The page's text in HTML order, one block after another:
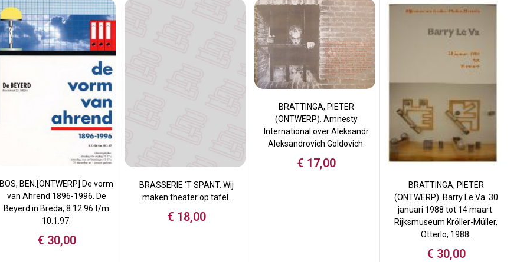
BOS, BEN.[ONTWERP] De vorm
van Ahrend 1896-1996. De
Beyerd in Breda, 8.12.96 t/m
10.1.97.
€ 30,00
BRASSERIE ‘T SPANT. Wij
maken theater op tafel.
€ 18,00
BRATTINGA, PIETER
(ONTWERP). Amnesty
International over Aleksandr
Aleksandrovich Goldovich.
€ 17,00
BRATTINGA, PIETER
(ONTWERP). Barry Le Va. 30
januari 1988 tot 14 maart.
Rijksmuseum Kröller-Müller,
Otterlo, 1988.
€ 30,00